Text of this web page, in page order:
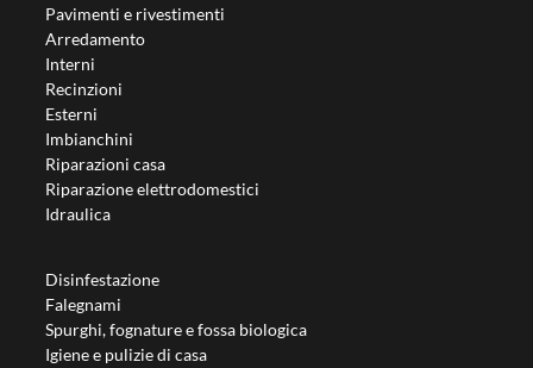
Pavimenti e rivestimenti
Arredamento
Interni
Recinzioni
Esterni
Imbianchini
Riparazioni casa
Riparazione elettrodomestici
Idraulica
Disinfestazione
Falegnami
Spurghi, fognature e fossa biologica
Igiene e pulizie di casa